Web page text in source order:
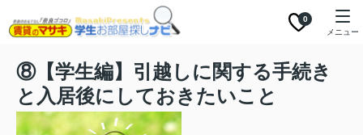
0
メニュー
⑧【学生編】引越しに関する手続き
と入居後にしておきたいこと